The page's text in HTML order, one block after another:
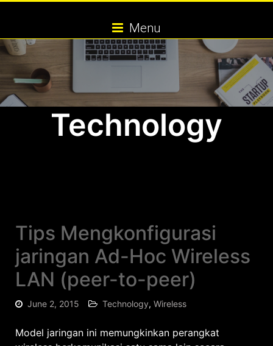
content
Menu
Technology
Tips Mengkonfigurasi
jaringan Ad-Hoc Wireless
LAN (peer-to-peer)
June 2, 2015 Technology, Wireless
Model jaringan ini memungkinkan perangkat